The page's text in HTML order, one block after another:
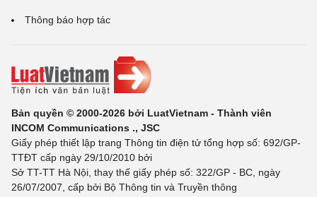
Thông báo hợp tác
Bản quyền © 2000-2026 bởi LuatVietnam - Thành viên
INCOM Communications ., JSC
Giấy phép thiết lập trang Thông tin điện tử tổng hợp số: 692/GP-
TTĐT cấp ngày 29/10/2010 bởi
Sở TT-TT Hà Nội, thay thế giấy phép số: 322/GP - BC, ngày
26/07/2007, cấp bởi Bộ Thông tin và Truyền thông